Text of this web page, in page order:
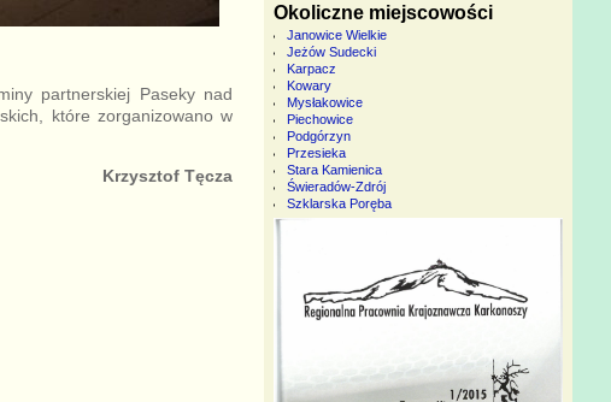
partnerskiej Paseky nad
które zorganizowano w
Krzysztof Tęcza
Okoliczne miejscowości
Janowice Wielkie
Jeżów Sudecki
Karpacz
Kowary
Mysłakowice
Piechowice
Podgórzyn
Przesieka
Stara Kamienica
Świeradów-Zdrój
Szklarska Poręba